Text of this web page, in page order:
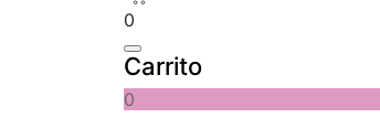
0
Carrito
0